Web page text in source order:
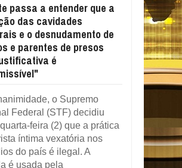
passa a entender que a
das cavidades
e o desnudamento de
e parentes de presos
é
o Supremo
Federal (STF) decidiu
feira (2) que a prática
íntima vexatória nos
do país é ilegal. A
é usada pela